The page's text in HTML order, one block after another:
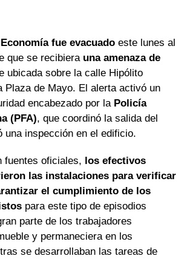
fue evacuado este lunes al
que se recibiera una amenaza de
ubicada sobre la calle Hipólito
Plaza de Mayo. El alerta activó un
encabezado por la Policía
(PFA), que coordinó la salida del
una inspección en el edificio.
fuentes oficiales, los efectivos
las instalaciones para verificar
el cumplimiento de los
para este tipo de episodios
parte de los trabajadores
y permaneciera en los
se desarrollaban las tareas de